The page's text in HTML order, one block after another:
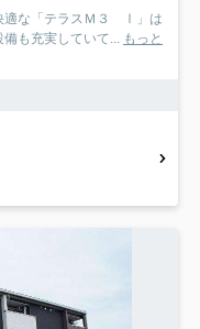
適な「テラスＭ３ Ⅰ」は
も充実していて... もっと